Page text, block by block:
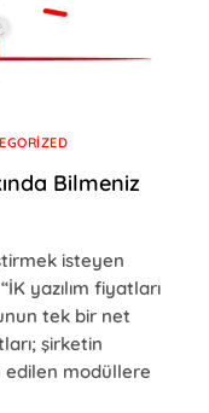
Bilmeniz
isteyen
yazılım fiyatları
tek bir net
şirketin
edilen modüllere